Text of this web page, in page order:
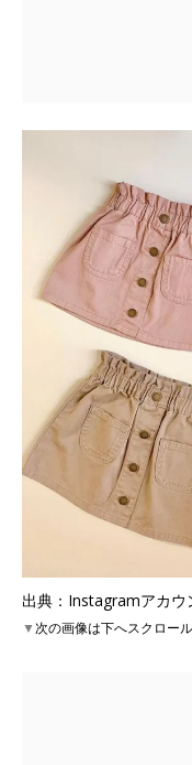
出典：Instagramアカウ
▼次の画像は下へスクロー